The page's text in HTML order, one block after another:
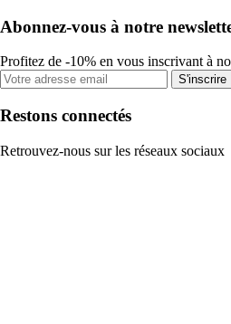
Abonnez-vous à notre
Profitez de -10% en vous inscrivant à
S'inscrire
Restons connectés
Retrouvez-nous sur les réseaux sociaux